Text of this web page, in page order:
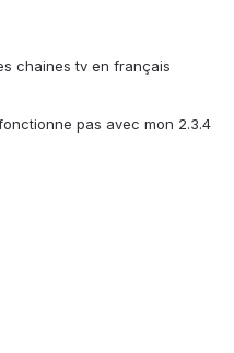
chaines tv en français
pas avec mon 2.3.4